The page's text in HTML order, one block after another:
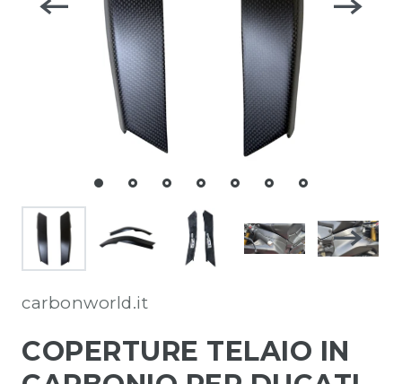
carbonworld.it
COPERTURE TELAIO IN